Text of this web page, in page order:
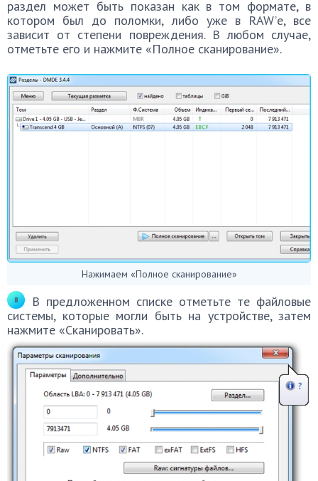
раздел может быть показан как в том формате, в
котором был до поломки, либо уже в RAW’е, все
зависит от степени повреждения. В любом случае,
отметьте его и нажмите «Полное сканирование».
Нажимаем «Полное сканирование»
В предложенном списке отметьте те файловые
системы, которые могли быть на устройстве, затем
нажмите «Сканировать».